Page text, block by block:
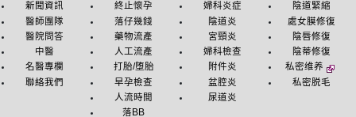
新聞資訊
醫師團隊
醫院問答
中醫
名醫專欄
聯絡我們
終止懷孕
落仔幾錢
藥物流產
人工流產
打胎/堕胎
早孕檢查
人流時間
落BB
婦科炎症
陰道炎
宮頸炎
婦科檢查
附件炎
盆腔炎
尿道炎
陰道緊縮
處女膜修復
陰唇修復
陰蒂修復
私密维养
私密脱毛